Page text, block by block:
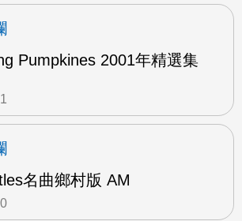
Pumpkines 2001年精選集
名曲鄉村版 AM